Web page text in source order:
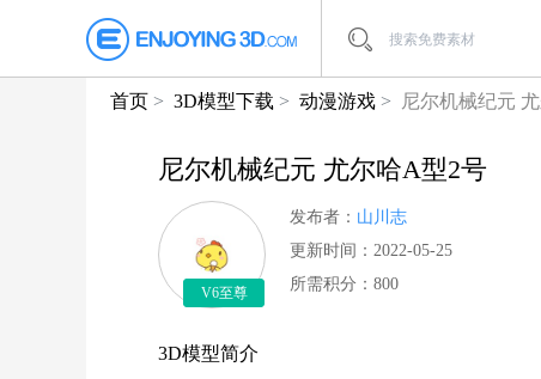
首页 3D模型下载 动漫游戏 尼尔机械纪元
尼尔机械纪元 尤尔哈A型2号
V6至尊
发布者： 山川志
更新时间：2022-05-25
所需积分：800
3D模型简介